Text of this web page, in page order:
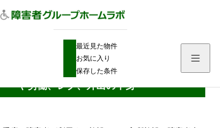
最近見た物件
お気に入り
保存した条件
入所施設（障害者支援施設）での日中活動や労働、レク、外出の中身
入所施設（障害者支援施設）での日中活動
や労働、レク、外出の中身